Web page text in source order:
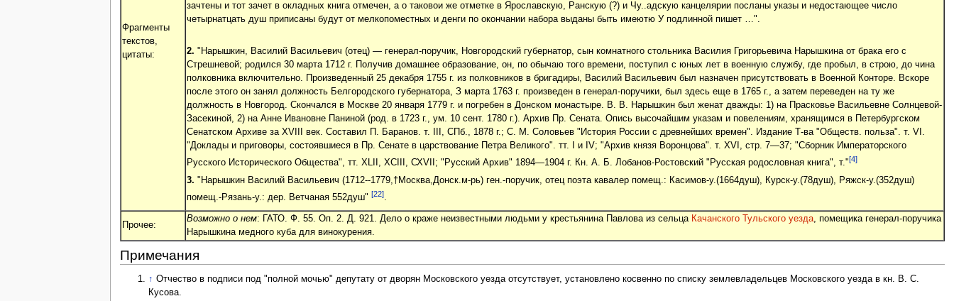
Фрагменты
текстов,
цитаты:
зачтены и тот зачет в окладных книга отмечен, а о таковои же отметке в Ярославскую, Ранскую (?) и Чу..адскую канцелярии посланы указы и недостающее число
четырнатцать душ приписаны будут от мелкопоместных и денги по окончании набора выданы быть имеютю У подлинной пишет …".
2. "Нарышкин, Василий Васильевич (отец) — генерал-поручик, Новгородский губернатор, сын комнатного стольника Василия Григорьевича Нарышкина от брака его с
Стрешневой; родился 30 марта 1712 г. Получив домашнее образование, он, по обычаю того времени, поступил с юных лет в военную службу, где пробыл, в строю, до чина
полковника включительно. Произведенный 25 декабря 1755 г. из полковников в бригадиры, Василий Васильевич был назначен присутствовать в Военной Конторе. Вскоре
после этого он занял должность Белгородского губернатора, З марта 1763 г. произведен в генерал-поручики, был здесь еще в 1765 г., а затем переведен на ту же
должность в Новгород. Скончался в Москве 20 января 1779 г. и погребен в Донском монастыре. В. В. Нарышкин был женат дважды: 1) на Прасковье Васильевне Солнцевой-
Засекиной, 2) на Анне Ивановне Паниной (род. в 1723 г., ум. 10 сент. 1780 г.). Архив Пр. Сената. Опись высочайшим указам и повелениям, хранящимся в Петербургском
Сенатском Архиве за XVIII век. Составил П. Баранов. т. III, СПб., 1878 г.; С. М. Соловьев "История России с древнейших времен". Издание Т-ва "Обществ. польза". т. VI.
"Доклады и приговоры, состоявшиеся в Пр. Сенате в царствование Петра Великого". тт. І и IV; "Архив князя Воронцова". т. XVI, стр. 7—37; "Сборник Императорского
Русского Исторического Общества", тт. XLII, ХСІІІ, СХVІІ; "Русский Архив" 1894—1904 г. Кн. А. Б. Лобанов-Ростовский "Русская родословная книга", т."[4]
3. "Нарышкин Василий Васильевич (1712--1779,†Москва,Донск.м-рь) ген.-поручик, отец поэта кавалер помещ.: Касимов-у.(1664душ), Курск-у.(78душ), Ряжск-у.(352душ)
помещ.-Рязань-у.: дер. Ветчаная 552душ" [22].
Прочее:
Возможно о нем: ГАТО. Ф. 55. Оп. 2. Д. 921. Дело о краже неизвестными людьми у крестьянина Павлова из сельца Качанского Тульского уезда, помещика генерал-поручика
Нарышкина медного куба для винокурения.
Примечания
↑ Отчество в подписи под "полной мочью" депутату от дворян Московского уезда отсутствует, установлено косвенно по списку землевладельцев Московского уезда в кн. В. С.
Кусова.